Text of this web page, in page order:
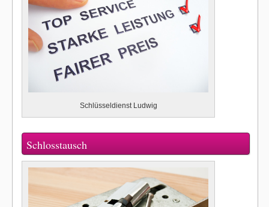
Schlüsseldienst Ludwig
Schlosstausch